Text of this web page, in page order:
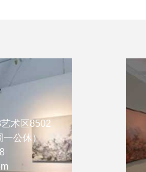
术区8502
公休）